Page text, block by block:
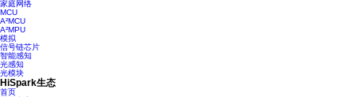
家庭网络
MCU
A²MCU
A²MPU
模拟
信号链芯片
智能感知
光感知
光模块
HiSpark生态
首页